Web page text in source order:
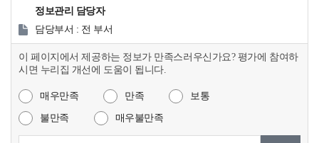
정보관리 담당자
담당부서 : 전 부서
이 페이지에서 제공하는 정보가 만족스러우신가요? 평가에 참여하
시면 누리집 개선에 도움이 됩니다.
매우만족 만족 보통
불만족 매우불만족